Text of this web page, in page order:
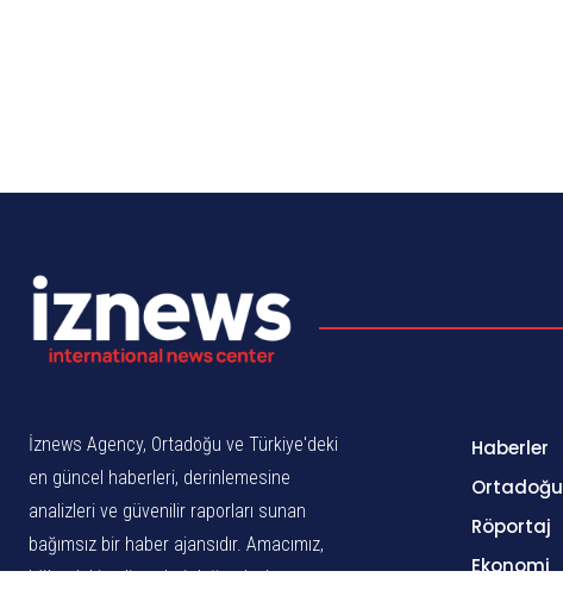
İznews Agency, Ortadoğu ve Türkiye'deki
en güncel haberleri, derinlemesine
analizleri ve güvenilir raporları sunan
bağımsız bir haber ajansıdır. Amacımız,
bölgedeki gelişmeleri doğru, hızlı ve
Haberler
Ortadoğu
Röportaj
Ekonomi